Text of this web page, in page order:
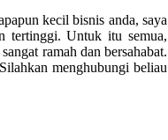
kecil bisnis anda, saya
tertinggi. Untuk itu semua,
ramah dan bersahabat.
menghubungi beliau